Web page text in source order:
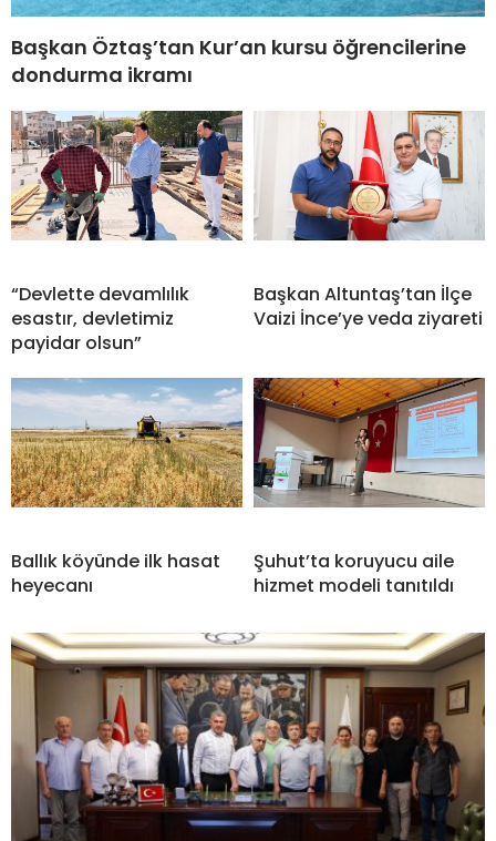
Başkan Öztaş’tan Kur’an kursu öğrencilerine
dondurma ikramı
“Devlette devamlılık
esastır, devletimiz
payidar olsun”
Başkan Altuntaş’tan İlçe
Vaizi İnce’ye veda ziyareti
Ballık köyünde ilk hasat
heyecanı
Şuhut’ta koruyucu aile
hizmet modeli tanıtıldı